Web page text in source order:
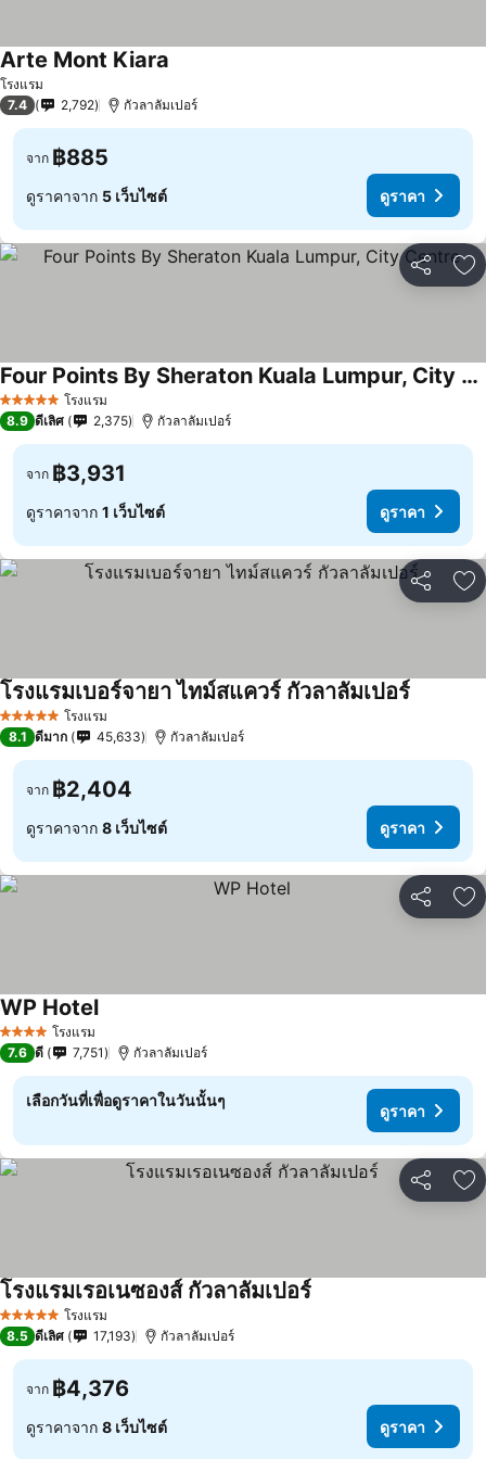
โรงแรม
Arte Mont Kiara
7.4 2,792 กัวลาลัมเปอร์
จาก ฿885
ดูราคาจาก 5 เว็บไซต์ ดูราคา
แชร์ เ
5 ดาว โรงแรม
Four Points By Sheraton Kuala Lumpur, City Centre
8.9 ดีเลิศ 2,375 กัวลาลัมเปอร์
จาก ฿3,931
ดูราคาจาก 1 เว็บไซต์ ดูราคา
แชร์ เ
5 ดาว โรงแรม
โรงแรมเบอร์จายา ไทม์สแควร์ กัวลาลัมเปอร์
8.1 ดีมาก 45,633 กัวลาลัมเปอร์
จาก ฿2,404
ดูราคาจาก 8 เว็บไซต์ ดูราคา
แชร์ เ
4 ดาว โรงแรม
WP Hotel
7.6 ดี 7,751 กัวลาลัมเปอร์
เลือกวันที่เพื่อดูราคาในวันนั้นๆ
ดูราคา
แชร์ เ
5 ดาว โรงแรม
โรงแรมเรอเนซองส์ กัวลาลัมเปอร์
8.5 ดีเลิศ 17,193 กัวลาลัมเปอร์
จาก ฿4,376
ดูราคาจาก 8 เว็บไซต์ ดูราคา